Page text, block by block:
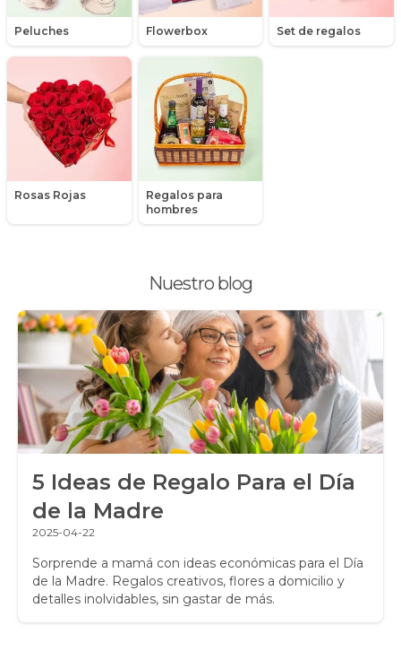
Peluches Flowerbox Set de regalos
Rosas Rojas
Regalos para
hombres
Nuestro blog
5 Ideas de Regalo Para el Día
de la Madre
2025-04-22
Sorprende a mamá con ideas económicas para el Día
de la Madre. Regalos creativos, flores a domicilio y
detalles inolvidables, sin gastar de más.
Nacimientos
Nacimientos de niñas
Orquídeas
Packs de productos
Peluches
Peonias
Promociones y Ofertas
Ramos de Flores
Ramos de Novia
Ramos de Rosas
Regalos a Domicilio
Regalos para Hombres
Regalos para niños
Rosas
Rosas Amarillas